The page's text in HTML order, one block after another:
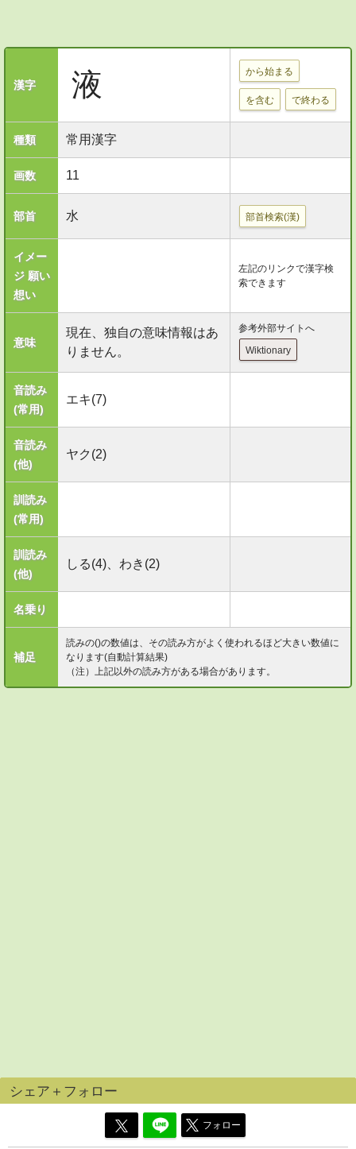
漢字 液 から始まる
を含む で終わる
種類 常用漢字
画数 11
部首 水 部首検索(漢)
イメー
ジ 願い
想い
左記のリンクで漢字検
索できます
意味
現在、独自の意味情報はあ
りません。
参考外部サイトへ
Wiktionary
音読み
(常用)
エキ(7)
音読み
(他)
ヤク(2)
訓読み
(常用)
訓読み
(他)
しる(4)、わき(2)
名乗り
補足
読みの()の数値は、その読み方がよく使われるほど大きい数値に
なります(自動計算結果)
（注）上記以外の読み方がある場合があります。
シェア＋フォロー
フォロー